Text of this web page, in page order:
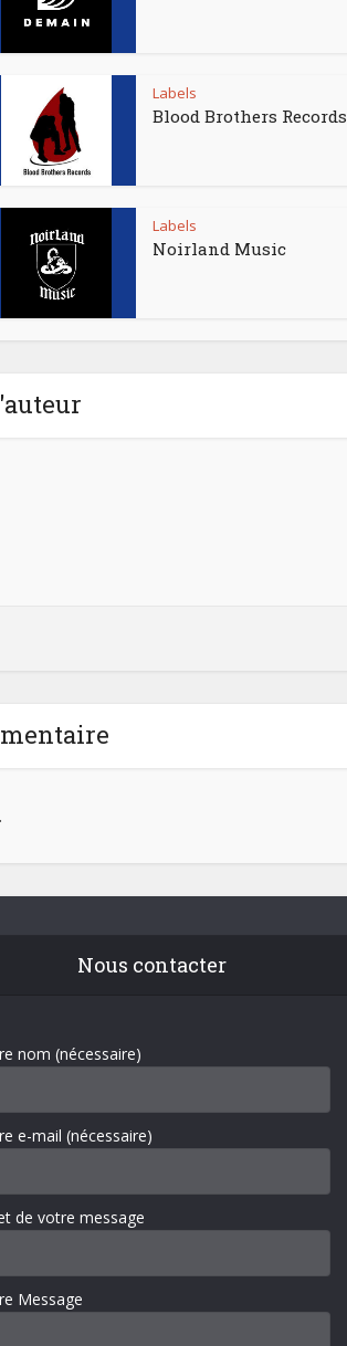
Labels
Blood Brothers Records
Labels
Noirland Music
Nous contacter
nom (nécessaire)
e-mail (nécessaire)
de votre message
Message